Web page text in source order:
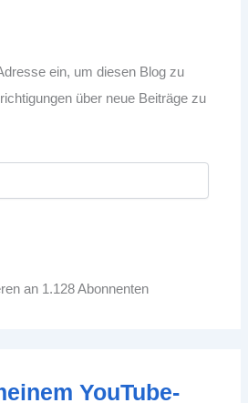
ein, um diesen Blog zu
über neue Beiträge zu
an 1.128 Abonnenten
YouTube-